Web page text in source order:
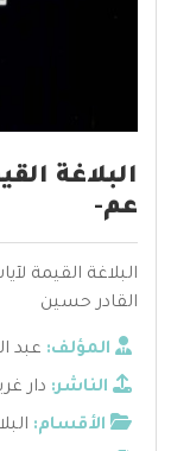
البلاغة
عم-
البلاغة القيمة
القادر حسين
المؤلف: عبد
الناشر: دار
الأقسام: